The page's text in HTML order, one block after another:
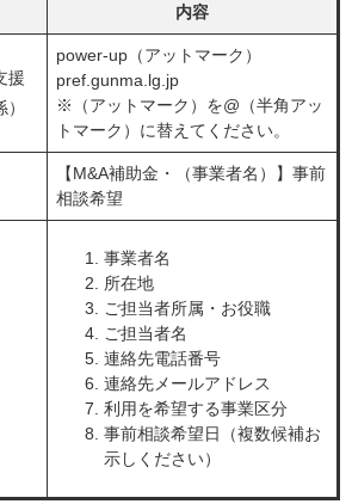
内容
援
power-up（アットマーク）
pref.gunma.lg.jp
※（アットマーク）を@（半角アッ
トマーク）に替えてください。
【M&A補助金・（事業者名）】事前
相談希望
事業者名
所在地
ご担当者所属・お役職
ご担当者名
連絡先電話番号
連絡先メールアドレス
利用を希望する事業区分
事前相談希望日（複数候補お
示しください）